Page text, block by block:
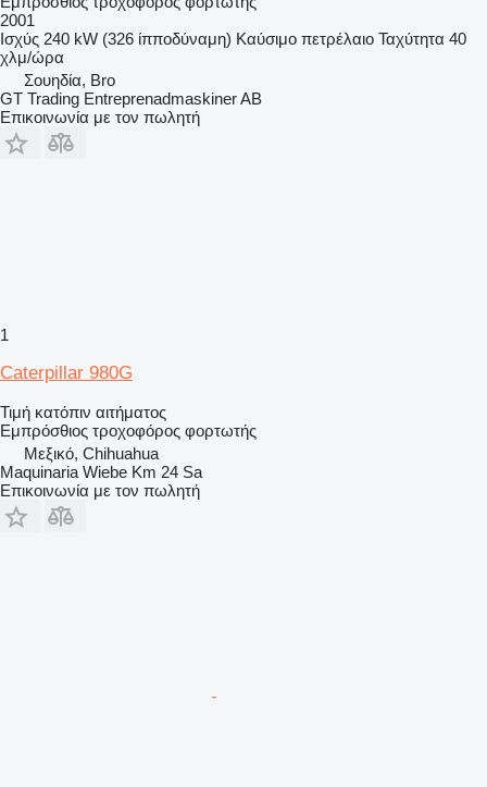
2001
Ισχύς 240 kW (326 ίπποδύναμη) Καύσιμο πετρέλαιο Ταχύτητα 40
χλμ/ώρα
Σουηδία, Bro
GT Trading Entreprenadmaskiner AB
Επικοινωνία με τον πωλητή
1
Caterpillar 980G
Τιμή κατόπιν αιτήματος
Εμπρόσθιος τροχοφόρος φορτωτής
Μεξικό, Chihuahua
Maquinaria Wiebe Km 24 Sa
Επικοινωνία με τον πωλητή